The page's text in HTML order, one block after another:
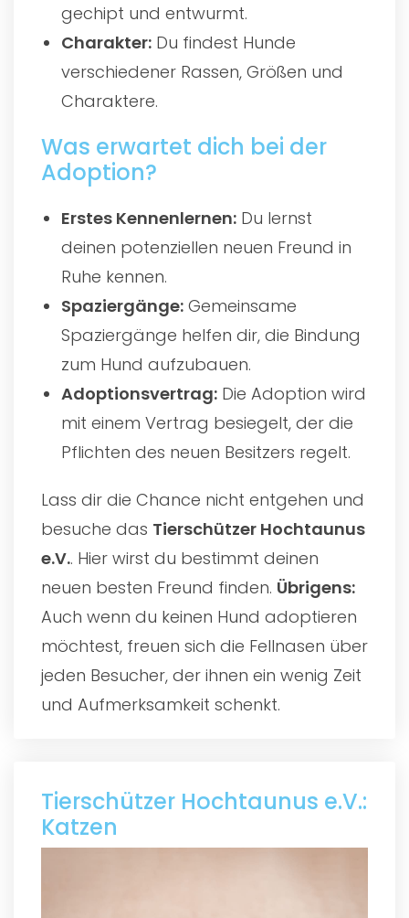
gechipt und entwurmt.
Charakter: Du findest Hunde
verschiedener Rassen, Größen und
Charaktere.
Was erwartet dich bei der
Adoption?
Erstes Kennenlernen: Du lernst
deinen potenziellen neuen Freund in
Ruhe kennen.
Spaziergänge: Gemeinsame
Spaziergänge helfen dir, die Bindung
zum Hund aufzubauen.
Adoptionsvertrag: Die Adoption wird
mit einem Vertrag besiegelt, der die
Pflichten des neuen Besitzers regelt.
Lass dir die Chance nicht entgehen und
besuche das Tierschützer Hochtaunus
e.V.. Hier wirst du bestimmt deinen
neuen besten Freund finden. Übrigens:
Auch wenn du keinen Hund adoptieren
möchtest, freuen sich die Fellnasen über
jeden Besucher, der ihnen ein wenig Zeit
und Aufmerksamkeit schenkt.
Tierschützer Hochtaunus e.V.:
Katzen